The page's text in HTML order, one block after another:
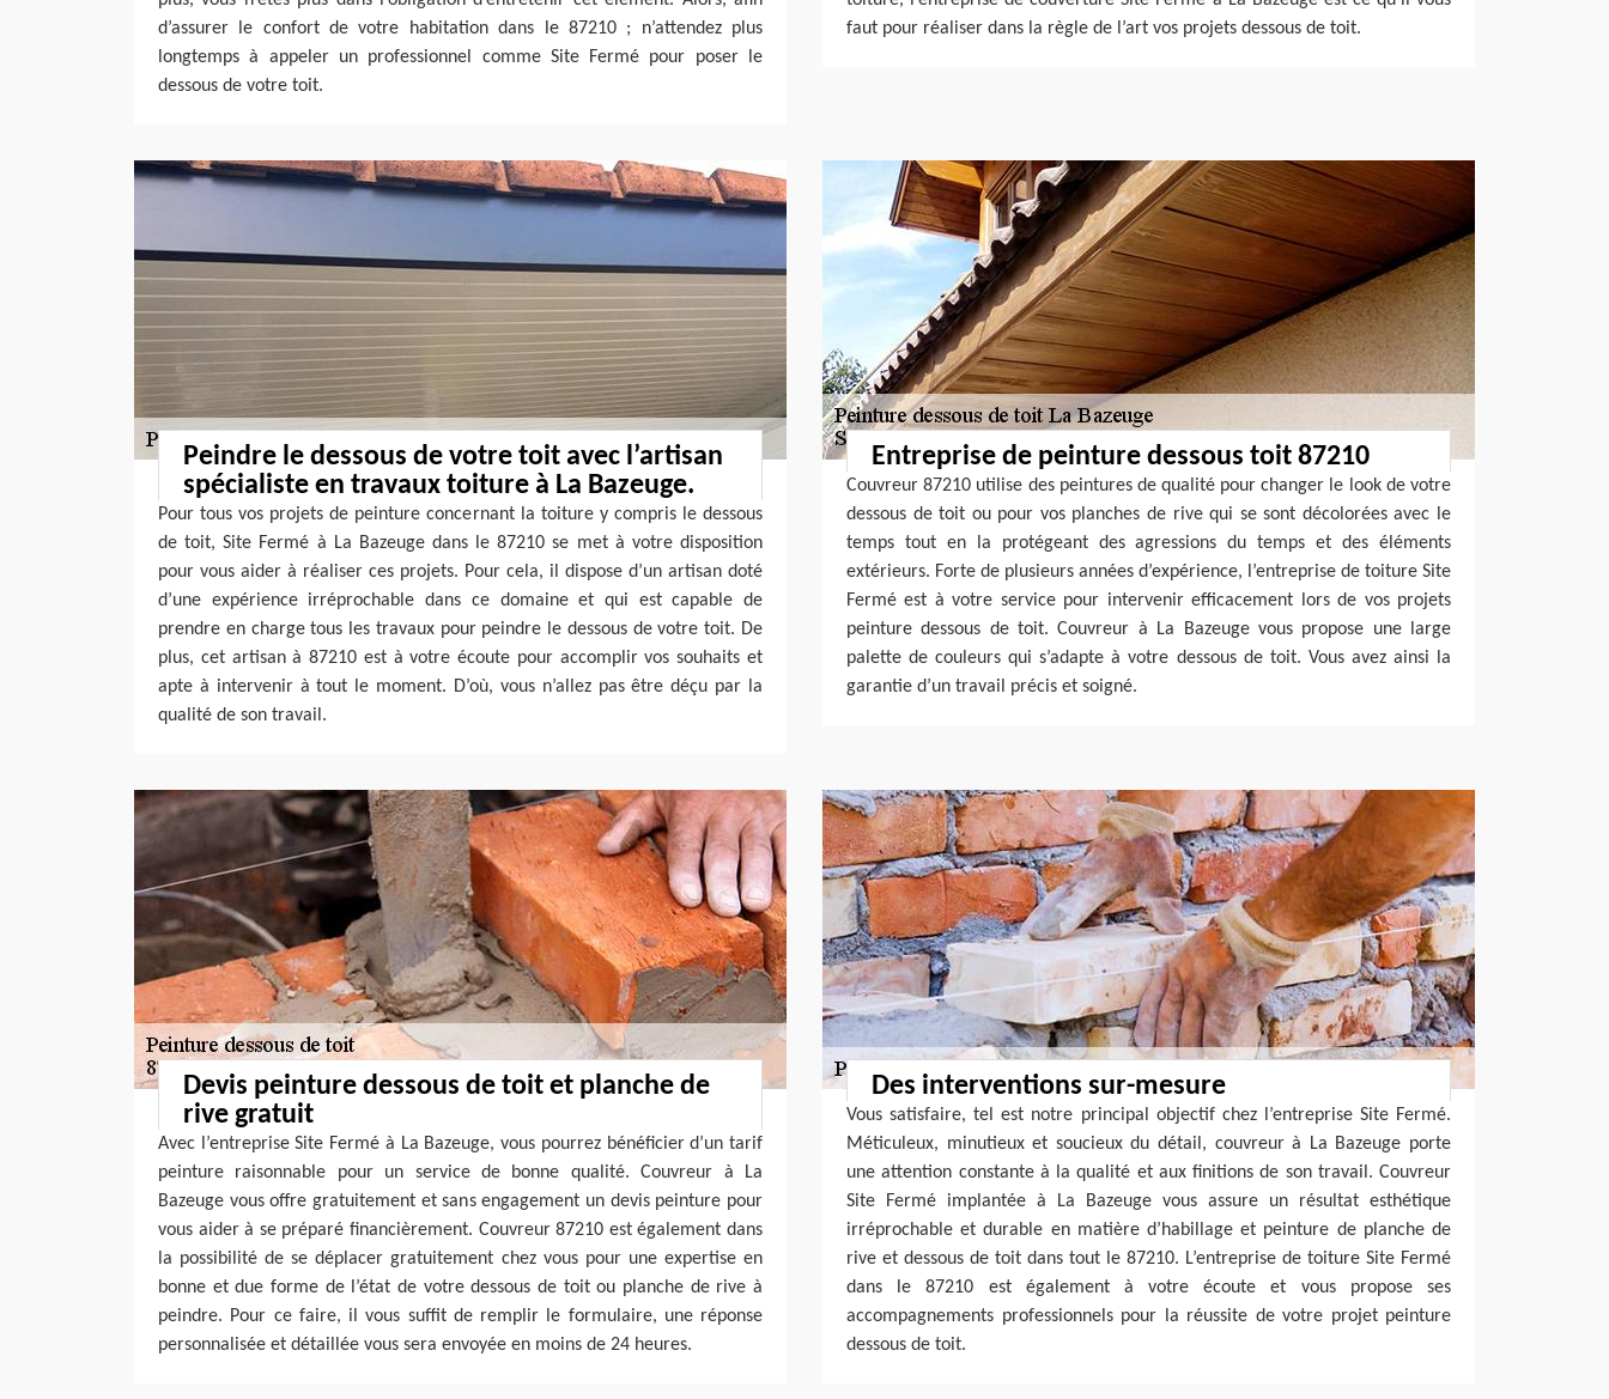
d’assurer le confort de votre habitation dans le 87210 ; n’attendez plus
longtemps à appeler un professionnel comme Site Fermé pour poser le
dessous de votre toit.
faut pour réaliser dans la règle de l’art vos projets dessous de toit.
Peindre le dessous de votre toit avec l’artisan
spécialiste en travaux toiture à La Bazeuge.
Pour tous vos projets de peinture concernant la toiture y compris le dessous
de toit, Site Fermé à La Bazeuge dans le 87210 se met à votre disposition
pour vous aider à réaliser ces projets. Pour cela, il dispose d’un artisan doté
d’une expérience irréprochable dans ce domaine et qui est capable de
prendre en charge tous les travaux pour peindre le dessous de votre toit. De
plus, cet artisan à 87210 est à votre écoute pour accomplir vos souhaits et
apte à intervenir à tout le moment. D’où, vous n’allez pas être déçu par la
qualité de son travail.
Entreprise de peinture dessous toit 87210
Couvreur 87210 utilise des peintures de qualité pour changer le look de votre
dessous de toit ou pour vos planches de rive qui se sont décolorées avec le
temps tout en la protégeant des agressions du temps et des éléments
extérieurs. Forte de plusieurs années d’expérience, l’entreprise de toiture Site
Fermé est à votre service pour intervenir efficacement lors de vos projets
peinture dessous de toit. Couvreur à La Bazeuge vous propose une large
palette de couleurs qui s’adapte à votre dessous de toit. Vous avez ainsi la
garantie d’un travail précis et soigné.
Devis peinture dessous de toit et planche de
rive gratuit
Avec l’entreprise Site Fermé à La Bazeuge, vous pourrez bénéficier d’un tarif
peinture raisonnable pour un service de bonne qualité. Couvreur à La
Bazeuge vous offre gratuitement et sans engagement un devis peinture pour
vous aider à se préparé financièrement. Couvreur 87210 est également dans
la possibilité de se déplacer gratuitement chez vous pour une expertise en
bonne et due forme de l’état de votre dessous de toit ou planche de rive à
peindre. Pour ce faire, il vous suffit de remplir le formulaire, une réponse
personnalisée et détaillée vous sera envoyée en moins de 24 heures.
Des interventions sur-mesure
Vous satisfaire, tel est notre principal objectif chez l’entreprise Site Fermé.
Méticuleux, minutieux et soucieux du détail, couvreur à La Bazeuge porte
une attention constante à la qualité et aux finitions de son travail. Couvreur
Site Fermé implantée à La Bazeuge vous assure un résultat esthétique
irréprochable et durable en matière d’habillage et peinture de planche de
rive et dessous de toit dans tout le 87210. L’entreprise de toiture Site Fermé
dans le 87210 est également à votre écoute et vous propose ses
accompagnements professionnels pour la réussite de votre projet peinture
dessous de toit.